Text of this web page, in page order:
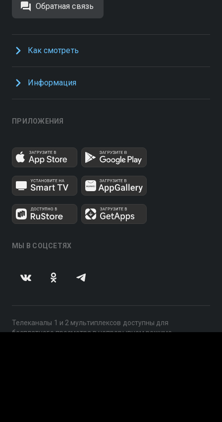
Обратная связь
Как смотреть
Информация
ПРИЛОЖЕНИЯ
МЫ В СОЦСЕТЯХ
Телеканалы 1 и 2 мультиплексов доступны для
бесплатного просмотра в непрерывном режиме,